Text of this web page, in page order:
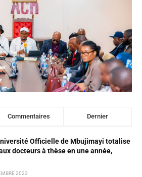
Commentaires Dernier
Officielle de Mbujimayi totalise
docteurs à thèse en une année,
2023